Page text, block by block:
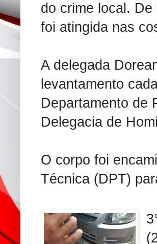
do crime local.
foi atingida nas
A delegada
levantamento
Departamento de
Delegacia de
O corpo foi
Técnica (DPT)